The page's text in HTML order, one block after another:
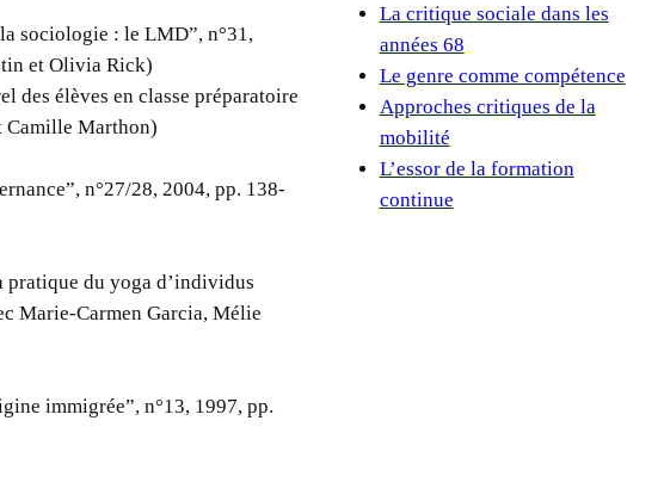
sociologie : le LMD”, n°31,
et Olivia Rick)
des élèves en classe préparatoire
Camille Marthon)
n°27/28, 2004, pp. 138-
pratique du yoga d’individus
Marie-Carmen Garcia, Mélie
immigrée”, n°13, 1997, pp.
La critique sociale dans les
années 68
Le genre comme compétence
Approches critiques de la
mobilité
L’essor de la formation
continue